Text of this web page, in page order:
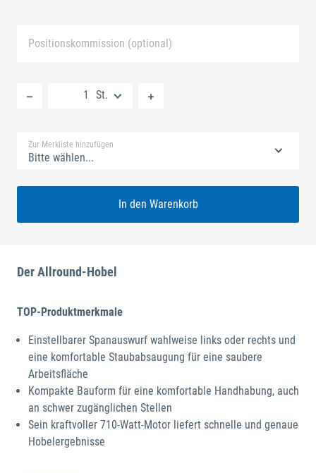
Positionskommission (optional)
St.
Zur Merkliste hinzufügen
Bitte wählen...
In den Warenkorb
Der Allround-Hobel
TOP-Produktmerkmale
Einstellbarer Spanauswurf wahlweise links oder rechts und
eine komfortable Staubabsaugung für eine saubere
Arbeitsfläche
Kompakte Bauform für eine komfortable Handhabung, auch
an schwer zugänglichen Stellen
Sein kraftvoller 710-Watt-Motor liefert schnelle und genaue
Hobelergebnisse